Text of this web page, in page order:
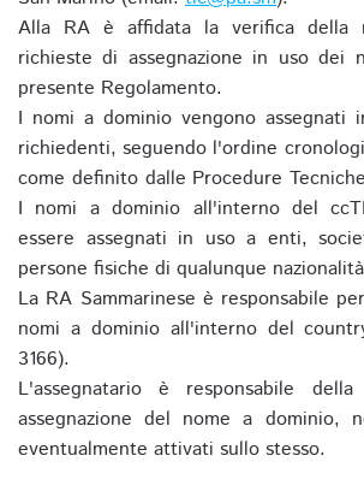
Alla RA è affidata la verifica della
richieste di assegnazione in uso dei
presente Regolamento.
I nomi a dominio vengono assegnati
richiedenti, seguendo l'ordine
come definito dalle Procedure
I nomi a dominio all'interno del
essere assegnati in uso a enti,
persone fisiche di qualunque
La RA Sammarinese è responsabile
nomi a dominio all'interno del
3166).
L'assegnatario è responsabile
assegnazione del nome a dominio,
eventualmente attivati sullo stesso.